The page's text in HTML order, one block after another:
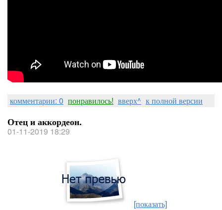
комментарии: 0 понравилось! вверх^ к полной версии
Отец и аккордеон.
01-11-2019 18:29
[показать]